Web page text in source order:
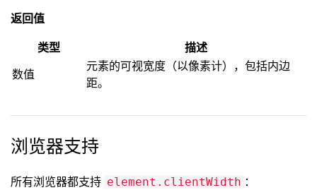
返回值
类型
描述
数值
元素的可视宽度（以像素计），包括内边
距。
浏览器支持
所有浏览器都支持 element.clientWidth ：